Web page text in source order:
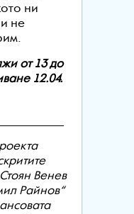
ни
не
от 13 до
12.04.
Венев
Райнов“